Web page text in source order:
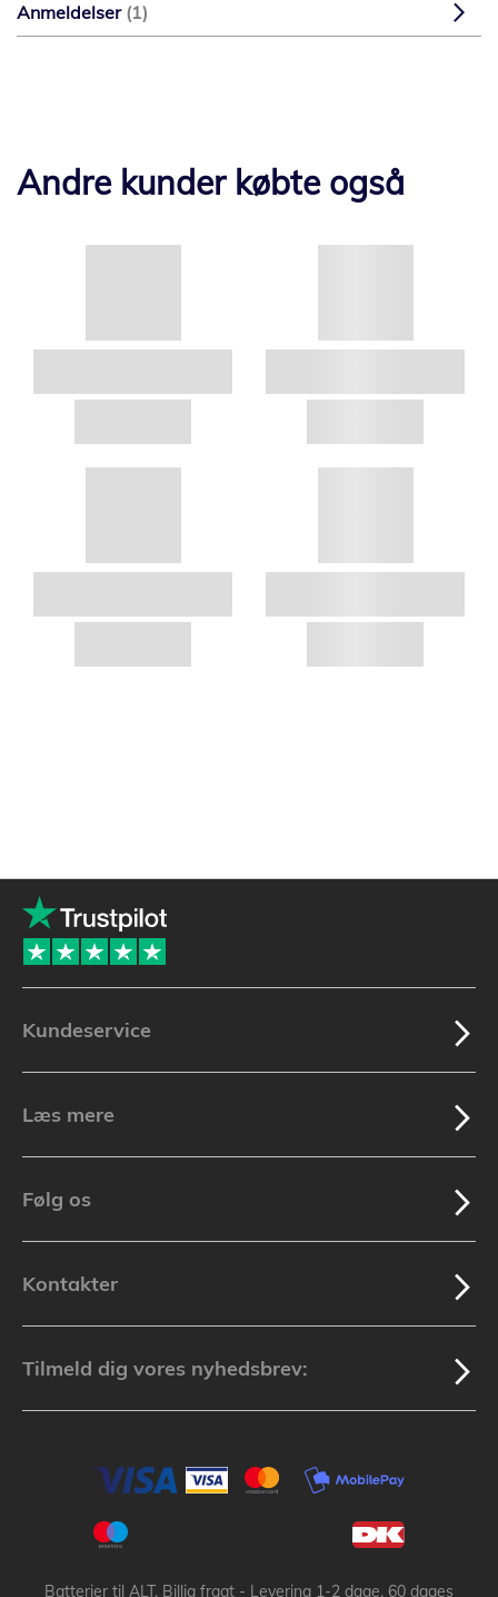
Anmeldelser 1
Andre kunder købte også
Kundeservice
Læs mere
Følg os
Kontakter
Tilmeld dig vores nyhedsbrev:
Batterier til ALT, Billig fragt - Levering 1-2 dage, 60 dages